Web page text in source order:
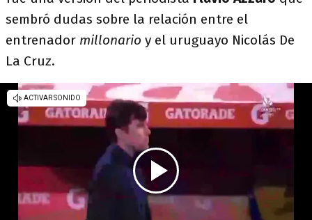
sembró dudas sobre la relación entre el
entrenador millonario y el uruguayo Nicolás De
La Cruz.